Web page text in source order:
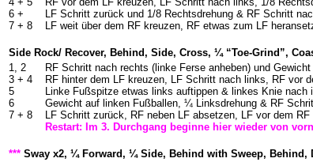
6 +
7 + 8
LF Schritt zurück und 1/8 Rechtsdrehung & RF Schritt
LF weit über dem RF kreuzen, RF etwas zum LF
Side Rock/ Recover, Behind, Side, Cross, ¼ “Toe-Grind”,
1, 2
3 + 4
5
6
7 + 8
RF Schritt nach rechts (linke Ferse anheben) und
RF hinter dem LF kreuzen, LF Schritt nach links, RF vor
Linke Fußspitze etwas links auftippen & linkes Knie nach
Gewicht auf linken Fußballen, ¼ Linksdrehung & RF
LF Schritt zurück, RF neben LF absetzen, LF vor dem RF
Restart: Im 3. Durchgang beginne hier wieder von
*** Sway x2, ¼ Forward, ¼ Side, Behind with Sweep, Behind,